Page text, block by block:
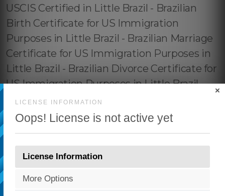
LICENSE INFORMATION
Oops! License is not active yet
×
License Information
More Options